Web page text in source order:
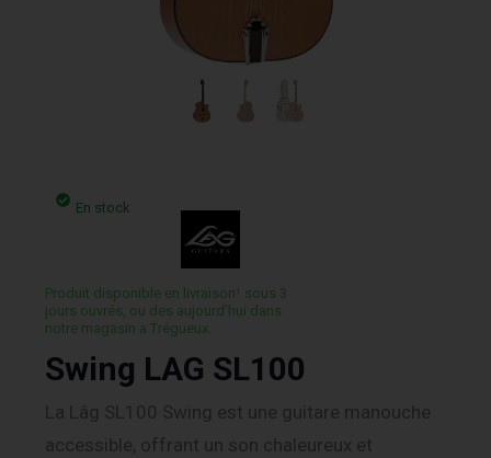
En stock
Produit disponible en livraison¹ sous 3
jours ouvrés, ou des aujourd’hui dans
notre magasin a Trégueux.
Swing LAG SL100
La Lâg SL100 Swing est une guitare manouche
accessible, offrant un son chaleureux et